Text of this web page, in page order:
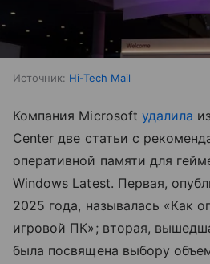
Источник: Hi-Tech Mail
Компания Microsoft удалила
Center две статьи с
оперативной памяти для
Windows Latest. Первая,
2025 года, называлась «Как
игровой ПК»; вторая,
была посвящена выбору